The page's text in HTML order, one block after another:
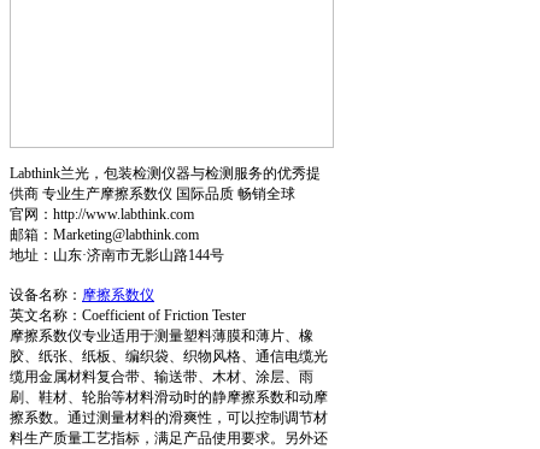
Labthink兰光，包装检测仪器与检测服务的优秀提
供商 专业生产摩擦系数仪 国际品质 畅销全球
官网：http://www.labthink.com
邮箱：Marketing@labthink.com
地址：山东·济南市无影山路144号
设备名称： 摩擦系数仪
英文名称：Coefficient of Friction Tester
摩擦系数仪专业适用于测量塑料薄膜和薄片、橡
胶、纸张、纸板、编织袋、织物风格、通信电缆光
缆用金属材料复合带、输送带、木材、涂层、雨
刷、鞋材、轮胎等材料滑动时的静摩擦系数和动摩
擦系数。通过测量材料的滑爽性，可以控制调节材
料生产质量工艺指标，满足产品使用要求。另外还